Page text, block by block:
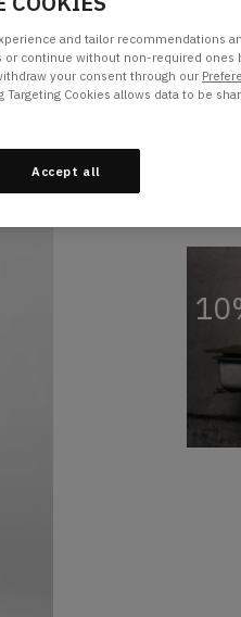
LE
and tailor recommendations
or continue without non-required ones
your consent through our
Cookies allows data to be
Accept all